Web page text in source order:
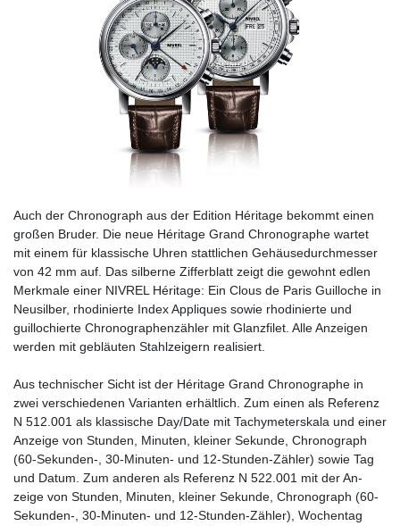
Auch der Chronograph aus der Edition Héritage bekommt einen
großen Bruder. Die neue Héritage Grand Chronographe wartet
mit einem für klassische Uhren stattlichen Gehäusedurchmesser
von 42 mm auf. Das silberne Zifferblatt zeigt die gewohnt edlen
Merkmale einer NIVREL Héritage: Ein Clous de Paris Guilloche in
Neusilber, rhodinierte Index Appliques sowie rhodinierte und
guillochierte Chronographenzähler mit Glanzfilet. Alle Anzeigen
werden mit gebläuten Stahlzeigern realisiert.
Aus technischer Sicht ist der Héritage Grand Chronographe in
zwei verschiedenen Varianten erhältlich. Zum einen als Referenz
N 512.001 als klassische Day/Date mit Tachymeterskala und einer
Anzeige von Stunden, Minuten, kleiner Sekunde, Chronograph
(60-Sekunden-, 30-Minuten- und 12-Stunden-Zähler) sowie Tag
und Datum. Zum anderen als Referenz N 522.001 mit der An-
zeige von Stunden, Minuten, kleiner Sekunde, Chronograph (60-
Sekunden-, 30-Minuten- und 12-Stunden-Zähler), Wochentag